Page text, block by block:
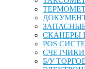
СКАНЕРЫ
POS
Б/У